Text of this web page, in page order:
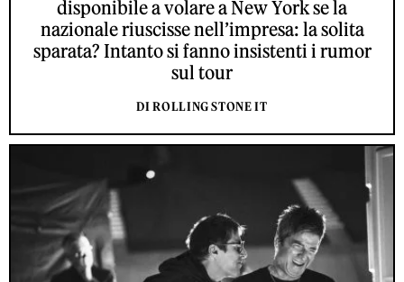
disponibile a volare a New York se la
nazionale riuscisse nell’impresa: la solita
sparata? Intanto si fanno insistenti i rumor
sul tour
DI ROLLING STONE IT